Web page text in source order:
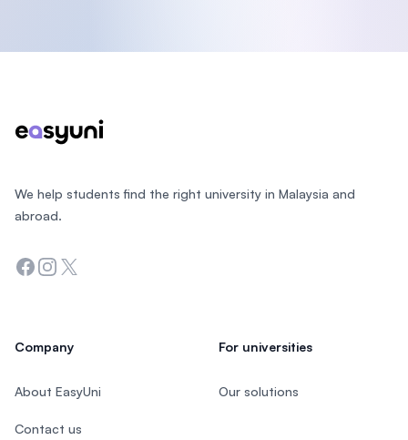
We help students find the right university in Malaysia and
abroad.
Facebook
Instagram
Twitter
Company
About EasyUni
Contact us
For universities
Our solutions